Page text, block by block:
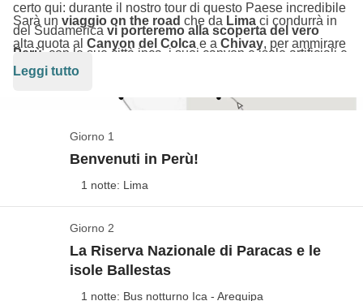
certo qui: durante il nostro tour di questo Paese incredibile
del Sudamerica vi porteremo alla scoperta del vero
Perù, con le sue città inca, i suoi canyon e isole artificiali e
galleggianti sul lago Titicaca.
Sarà un viaggio on the road che da Lima ci condurrà in
alta quota al Canyon del Colca e a Chivay, per ammirare
i maestosi condor volare tra le vette, per poi proseguire
avremo modo di immergerci nelle loro tradizioni per una
sera. Continueremo il nostro viaggio con un trekking per
raggiungere il panorama più incredibile del Perù, quello
Rainbow Mountain
Valle Sacrae scoprendo l’incantevole sito archeologico di
Machu Picchu. Chiudiamo il cerchio a Lima, la capitale,
con ancora addosso le emozioni provate durante il nostro
viaggio alla scoperta del Perù più autentico.
Leggi tutto
Giorno 1
Benvenuti in Perù!
1 notte: Lima
Siamo in Perù!
I voli aerei da/per l'Italia non sono inclusi nel
Giorno 2
La Riserva Nazionale di Paracas e le
isole Ballestas
1 notte: Bus notturno Ica - Arequipa